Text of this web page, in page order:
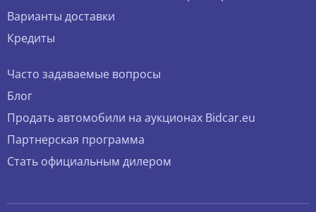
Варианты доставки
Кредиты
Часто задаваемые вопросы
Блог
Продать автомобили на аукционах Bidcar.eu
Партнерская программа
Стать официальным дилером